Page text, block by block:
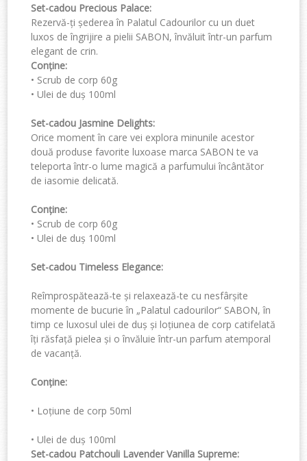
Set-cadou Precious Palace:
Rezervă-ți șederea în Palatul Cadourilor cu un duet
luxos de îngrijire a pielii SABON, învăluit într-un parfum
elegant de crin.
Conține:
• Scrub de corp 60g
• Ulei de duș 100ml
Set-cadou Jasmine Delights:
Orice moment în care vei explora minunile acestor
două produse favorite luxoase marca SABON te va
teleporta într-o lume magică a parfumului încântător
de iasomie delicată.
Conține:
• Scrub de corp 60g
• Ulei de duș 100ml
Set-cadou Timeless Elegance:
Reîmprospătează-te și relaxează-te cu nesfârșite
momente de bucurie în „Palatul cadourilor“ SABON, în
timp ce luxosul ulei de duș și loțiunea de corp catifelată
îți răsfață pielea și o învăluie într-un parfum atemporal
de vacanță.
Conține:
• Loțiune de corp 50ml
• Ulei de duș 100ml
Set-cadou Patchouli Lavender Vanilla Supreme: